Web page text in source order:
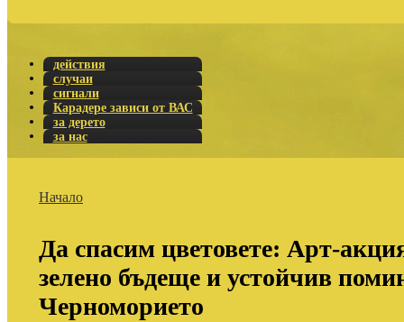
действия
случаи
сигнали
Карадере зависи от ВАС
за дерето
за нас
Начало
Да спасим цветовете: Арт-
зелено бъдеще и устойчив
Черноморието